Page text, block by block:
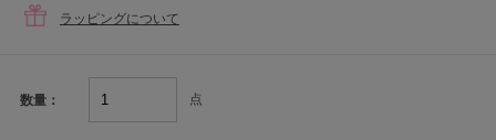
ラッピングについて
数量： 点